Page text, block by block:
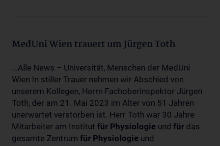
MedUni Wien trauert um Jürgen Toth
...Alle News – Universität, Menschen der MedUni
Wien In stiller Trauer nehmen wir Abschied von
unserem Kollegen, Herrn Fachoberinspektor Jürgen
Toth, der am 21. Mai 2023 im Alter von 51 Jahren
unerwartet verstorben ist. Herr Toth war 30 Jahre
Mitarbeiter am Institut für Physiologie und für das
gesamte Zentrum für Physiologie und